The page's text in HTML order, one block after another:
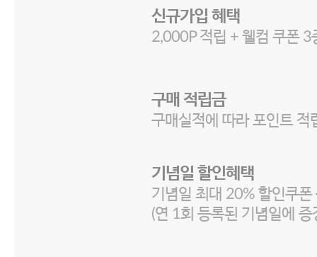
신규가입 혜택
2,000P 적립 + 웰컴 쿠폰 3
구매 적립금
구매실적에 따라 포인트 적
기념일 할인혜택
기념일 최대 20% 할인쿠폰
(연 1회 등록된 기념일에 증